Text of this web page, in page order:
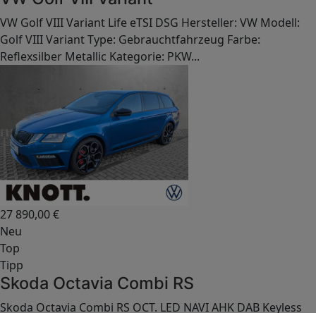
VW Golf VIII Variant Life eTSI DSG Hersteller: VW Modell:
Golf VIII Variant Type: Gebrauchtfahrzeug Farbe:
Reflexsilber Metallic Kategorie: PKW...
27 890,00€
Neu
Top
Tipp
Skoda Octavia Combi RS
Skoda Octavia Combi RS OCT. LED NAVI AHK DAB Keyless